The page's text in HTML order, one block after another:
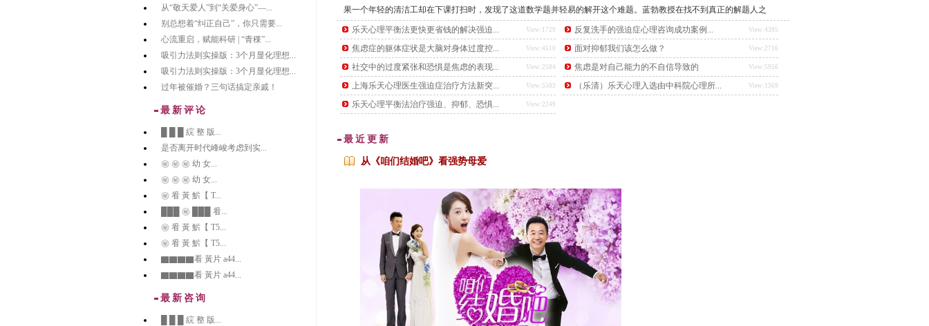
果一个年轻的清洁工却在下课打扫时，发现了这道数学题并轻易的解开这个难题。蓝勃教授在找不到真正的解题人之
后，又下了另一道更难的题目，要找出这个数学天才。View:1729
乐天心理平衡法更快更省钱的解决强迫... View:4395
反复洗手的强迫症心理咨询成功案例...
View:4510
焦虑症的躯体症状是大脑对身体过度控... View:2716
面对抑郁我们该怎么做？
View:2504
社交中的过度紧张和恐惧是焦虑的表现... View:5956
焦虑是对自己能力的不自信导致的
View:5503
上海乐天心理医生强迫症治疗方法新突... View:1369
（乐清）乐天心理入选由中科院心理所...
View:2249
乐天心理平衡法治疗强迫、抑郁、恐惧...
最近更新
从《咱们结婚吧》看强势母爱
从“敬天爱人”到“关爱身心”—...
别总想着“纠正自己”，你只需要...
心流重启，赋能科研 | “青稞”...
吸引力法则实操版：3个月显化理想...
吸引力法则实操版：3个月显化理想...
过年被催婚？三句话搞定亲戚！
最新评论
█ █ █ 綄 整 版...
是否离开时代峰峻考虑到实...
㊙️ ㊙️ ㊙️ 幼 女...
㊙️ ㊙️ ㊙️ 幼 女...
㊙️ 㸔 黃 魸【 T...
███ ㊙️ ███ 㸔...
㊙️ 㸔 黃 魸【 T5...
㊙️ 㸔 黃 魸【 T5...
▇▇▇▇看 黃片 a44...
▇▇▇▇看 黃片 a44...
最新咨询
█ █ █ 綄 整 版...